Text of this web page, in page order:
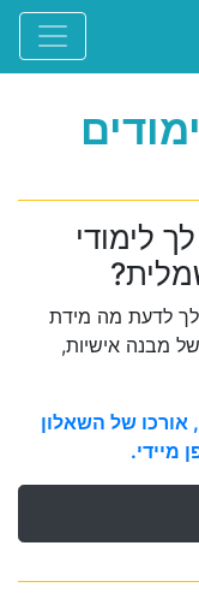
לימודי
לך לדעת מה מידת
מבנה אישיות,
של השאלון
מיידי.